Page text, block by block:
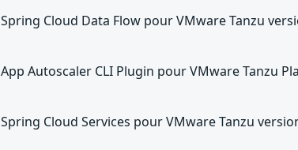
Spring Cloud Data Flow pour VMware Tanzu
App Autoscaler CLI Plugin pour VMware Tanzu
Spring Cloud Services pour VMware Tanzu